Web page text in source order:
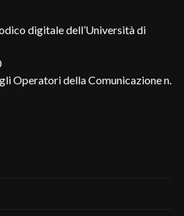
digitale dell’Università di
Operatori della Comunicazione n.